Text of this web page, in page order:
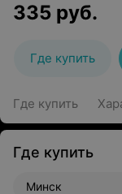
335 руб.
Где купить
Где купить
Где купить
Минск